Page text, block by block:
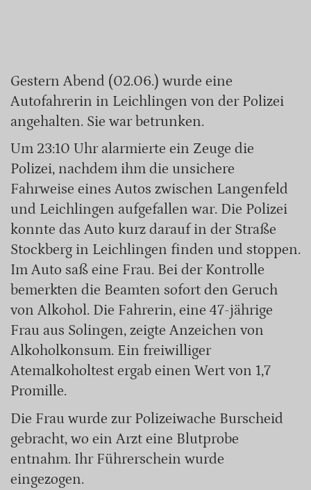
Gestern Abend (02.06.) wurde eine
Autofahrerin in Leichlingen von der Polizei
angehalten. Sie war betrunken.
Um 23:10 Uhr alarmierte ein Zeuge die
Polizei, nachdem ihm die unsichere
Fahrweise eines Autos zwischen Langenfeld
und Leichlingen aufgefallen war. Die Polizei
konnte das Auto kurz darauf in der Straße
Stockberg in Leichlingen finden und stoppen.
Im Auto saß eine Frau. Bei der Kontrolle
bemerkten die Beamten sofort den Geruch
von Alkohol. Die Fahrerin, eine 47-jährige
Frau aus Solingen, zeigte Anzeichen von
Alkoholkonsum. Ein freiwilliger
Atemalkoholtest ergab einen Wert von 1,7
Promille.
Die Frau wurde zur Polizeiwache Burscheid
gebracht, wo ein Arzt eine Blutprobe
entnahm. Ihr Führerschein wurde
eingezogen.